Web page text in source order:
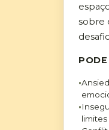
sobre
limites